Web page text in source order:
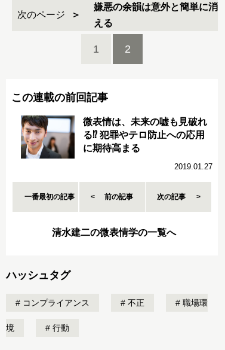
次のページ
嫌悪の余韻は意外と簡単に消
える
1 2
この連載の前回記事
微表情は、未来の嘘も見破れ
る⁉︎ 犯罪やテロ防止への応用
に期待高まる
2019.01.27
一番最初の記事 前の記事 次の記事
清水建二の微表情学の一覧へ
ハッシュタグ
コンプライアンス 不正 職場環
境 行動